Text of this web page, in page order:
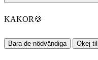
KAKOR 🍪
Bara de nödvändiga Okej